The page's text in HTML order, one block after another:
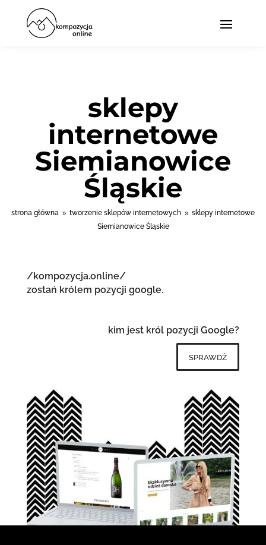
sklepy
internetowe
Siemianowice
Śląskie
strona główna 9 tworzenie sklepów internetowych 9 sklepy internetowe
Siemianowice Śląskie
/kompozycja.online/
zostań królem pozycji google.
kim jest król pozycji Google?
sprawdź